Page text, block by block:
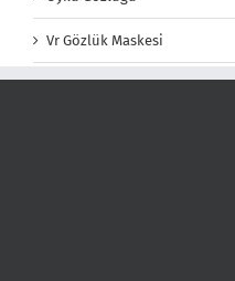
Vr Gözlük Maskesi